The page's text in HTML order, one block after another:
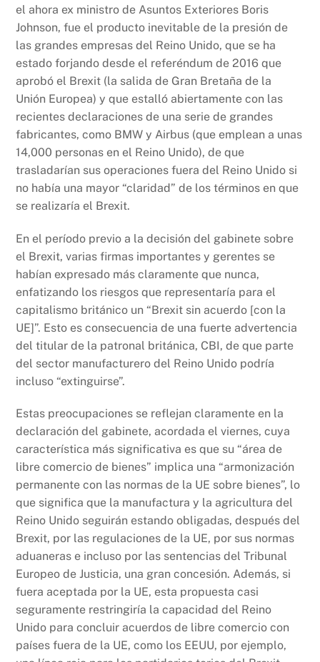
el ahora ex ministro de Asuntos Exteriores Boris
Johnson, fue el producto inevitable de la presión de
las grandes empresas del Reino Unido, que se ha
estado forjando desde el referéndum de 2016 que
aprobó el Brexit (la salida de Gran Bretaña de la
Unión Europea) y que estalló abiertamente con las
recientes declaraciones de una serie de grandes
fabricantes, como BMW y Airbus (que emplean a unas
14,000 personas en el Reino Unido), de que
trasladarían sus operaciones fuera del Reino Unido si
no había una mayor “claridad” de los términos en que
se realizaría el Brexit.
En el período previo a la decisión del gabinete sobre
el Brexit, varias firmas importantes y gerentes se
habían expresado más claramente que nunca,
enfatizando los riesgos que representaría para el
capitalismo británico un “Brexit sin acuerdo [con la
UE]”. Esto es consecuencia de una fuerte advertencia
del titular de la patronal británica, CBI, de que parte
del sector manufacturero del Reino Unido podría
incluso “extinguirse”.
Estas preocupaciones se reflejan claramente en la
declaración del gabinete, acordada el viernes, cuya
característica más significativa es que su “área de
libre comercio de bienes” implica una “armonización
permanente con las normas de la UE sobre bienes”, lo
que significa que la manufactura y la agricultura del
Reino Unido seguirán estando obligadas, después del
Brexit, por las regulaciones de la UE, por sus normas
aduaneras e incluso por las sentencias del Tribunal
Europeo de Justicia, una gran concesión. Además, si
fuera aceptada por la UE, esta propuesta casi
seguramente restringiría la capacidad del Reino
Unido para concluir acuerdos de libre comercio con
países fuera de la UE, como los EEUU, por ejemplo,